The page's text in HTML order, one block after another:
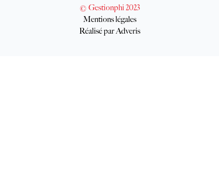
© Gestionphi 2023
Mentions légales
Réalisé par Adveris